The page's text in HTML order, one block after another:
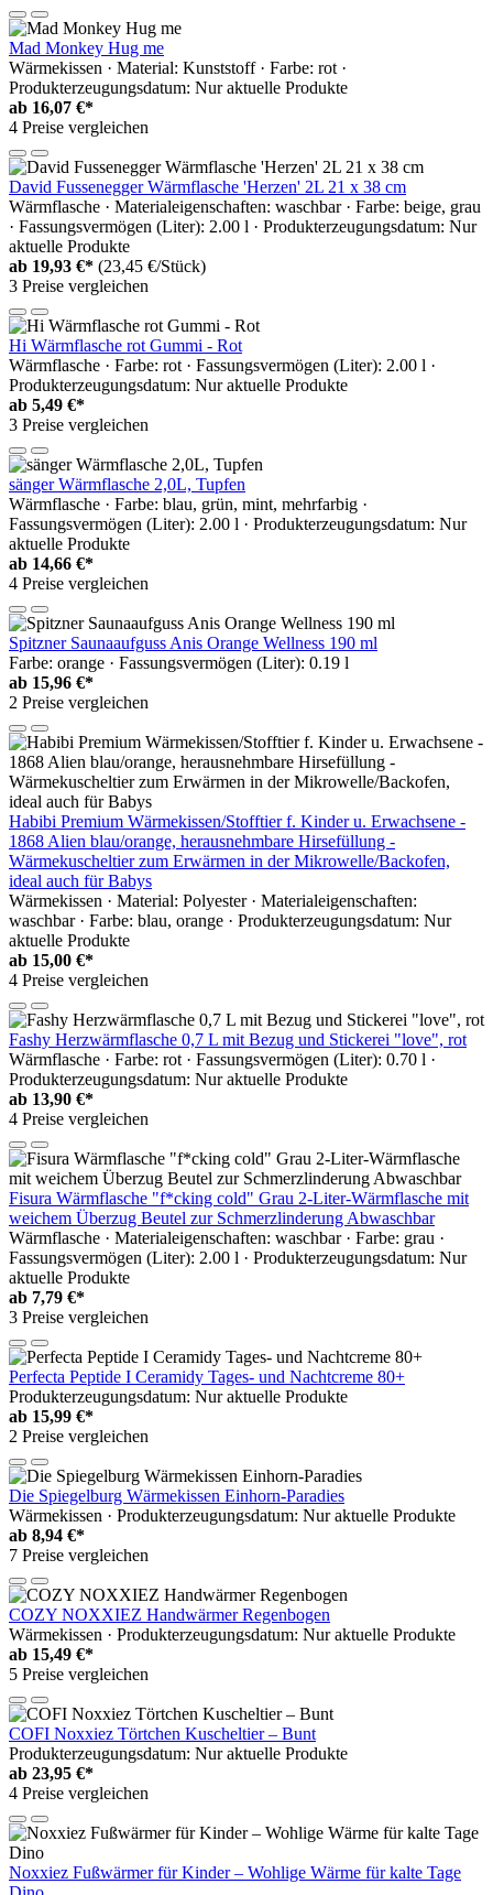
Mad Monkey Hug me
Wärmekissen · Material: Kunststoff · Farbe: rot ·
Produkterzeugungsdatum: Nur aktuelle Produkte
ab 16,07 €*
4 Preise vergleichen
David Fussenegger Wärmflasche 'Herzen' 2L 21 x 38 cm
Wärmflasche · Materialeigenschaften: waschbar · Farbe: beige, grau
· Fassungsvermögen (Liter): 2.00 l · Produkterzeugungsdatum: Nur
aktuelle Produkte
ab 19,93 €* (23,45 €/Stück)
3 Preise vergleichen
Hi Wärmflasche rot Gummi - Rot
Wärmflasche · Farbe: rot · Fassungsvermögen (Liter): 2.00 l ·
Produkterzeugungsdatum: Nur aktuelle Produkte
ab 5,49 €*
3 Preise vergleichen
sänger Wärmflasche 2,0L, Tupfen
Wärmflasche · Farbe: blau, grün, mint, mehrfarbig ·
Fassungsvermögen (Liter): 2.00 l · Produkterzeugungsdatum: Nur
aktuelle Produkte
ab 14,66 €*
4 Preise vergleichen
Spitzner Saunaaufguss Anis Orange Wellness 190 ml
Farbe: orange · Fassungsvermögen (Liter): 0.19 l
ab 15,96 €*
2 Preise vergleichen
Habibi Premium Wärmekissen/Stofftier f. Kinder u. Erwachsene -
1868 Alien blau/orange, herausnehmbare Hirsefüllung -
Wärmekuscheltier zum Erwärmen in der Mikrowelle/Backofen,
ideal auch für Babys
Wärmekissen · Material: Polyester · Materialeigenschaften:
waschbar · Farbe: blau, orange · Produkterzeugungsdatum: Nur
aktuelle Produkte
ab 15,00 €*
4 Preise vergleichen
Fashy Herzwärmflasche 0,7 L mit Bezug und Stickerei "love", rot
Wärmflasche · Farbe: rot · Fassungsvermögen (Liter): 0.70 l ·
Produkterzeugungsdatum: Nur aktuelle Produkte
ab 13,90 €*
4 Preise vergleichen
Fisura Wärmflasche "f*cking cold" Grau 2-Liter-Wärmflasche mit
weichem Überzug Beutel zur Schmerzlinderung Abwaschbar
Wärmflasche · Materialeigenschaften: waschbar · Farbe: grau ·
Fassungsvermögen (Liter): 2.00 l · Produkterzeugungsdatum: Nur
aktuelle Produkte
ab 7,79 €*
3 Preise vergleichen
Perfecta Peptide I Ceramidy Tages- und Nachtcreme 80+
Produkterzeugungsdatum: Nur aktuelle Produkte
ab 15,99 €*
2 Preise vergleichen
Die Spiegelburg Wärmekissen Einhorn-Paradies
Wärmekissen · Produkterzeugungsdatum: Nur aktuelle Produkte
ab 8,94 €*
7 Preise vergleichen
COZY NOXXIEZ Handwärmer Regenbogen
Wärmekissen · Produkterzeugungsdatum: Nur aktuelle Produkte
ab 15,49 €*
5 Preise vergleichen
COFI Noxxiez Törtchen Kuscheltier – Bunt
Produkterzeugungsdatum: Nur aktuelle Produkte
ab 23,95 €*
4 Preise vergleichen
Noxxiez Fußwärmer für Kinder – Wohlige Wärme für kalte Tage